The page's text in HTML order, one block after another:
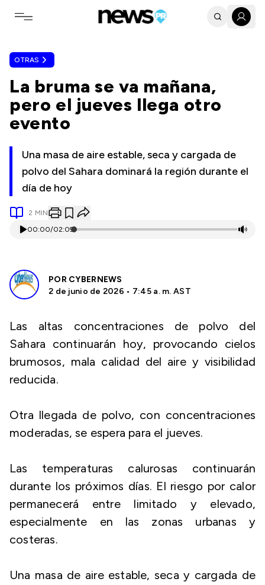
Toggle navigation menu
OTRAS
La bruma se va mañana,
pero el jueves llega otro
evento
Una masa de aire estable, seca y cargada de
polvo del Sahara dominará la región durante el
día de hoy
2 MIN
00:00/02:09
POR CYBERNEWS
2 de junio de 2026 • 7:45 a. m. AST
Las altas concentraciones de polvo del
Sahara continuarán hoy, provocando cielos
brumosos, mala calidad del aire y visibilidad
reducida.
Otra llegada de polvo, con concentraciones
moderadas, se espera para el jueves.
Las temperaturas calurosas continuarán
durante los próximos días. El riesgo por calor
permanecerá entre limitado y elevado,
especialmente en las zonas urbanas y
costeras.
Una masa de aire estable, seca y cargada de